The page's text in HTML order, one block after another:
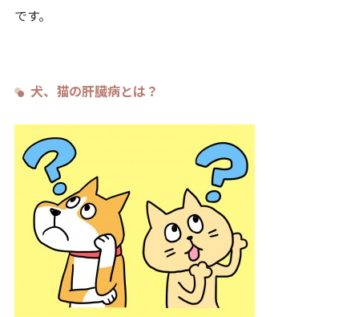
です。
犬、猫の肝臓病とは？